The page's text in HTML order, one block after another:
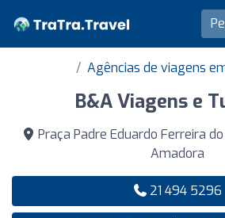
Agências de viagens
B&A Viagens e
Praça Padre Eduardo Ferreira
Amadora
21 494 5296